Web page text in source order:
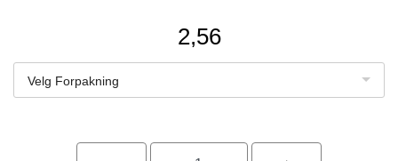
2,56
Velg Forpakning